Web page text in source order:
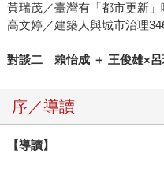
黃瑞茂／臺灣有「都市更新
高文婷／建築人與城市治理
對談二 賴怡成 ＋ 王俊雄×呂
序／導讀
【導讀】